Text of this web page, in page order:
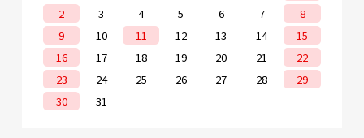
2
3 4 5 6 7
8
9
10 11 12 13 14
15
16
17 18 19 20 21
22
23
24 25 26 27 28
29
30
31